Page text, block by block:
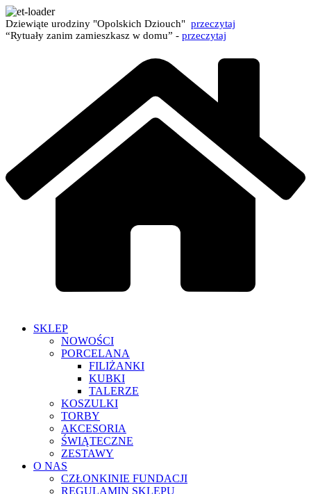
Dziewiąte urodziny "Opolskich Dziouch" przeczytaj
“Rytuały zanim zamieszkasz w domu” - przeczytaj
SKLEP
NOWOŚCI
PORCELANA
FILIŻANKI
KUBKI
TALERZE
KOSZULKI
TORBY
AKCESORIA
ŚWIĄTECZNE
ZESTAWY
O NAS
CZŁONKINIE FUNDACJI
REGULAMIN SKLEPU